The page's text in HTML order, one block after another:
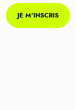
JE M'INSCRIS